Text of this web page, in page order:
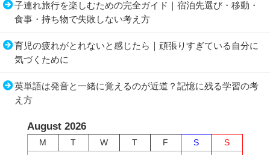
子連れ旅行を楽しむための完全ガイド｜宿泊先選び・移動・
食事・持ち物で失敗しない考え方
育児の疲れがとれないと感じたら｜頑張りすぎている自分に
気づくために
英単語は発音と一緒に覚えるのが近道？記憶に残る学習の考
え方
August 2026
M T W T F S
S